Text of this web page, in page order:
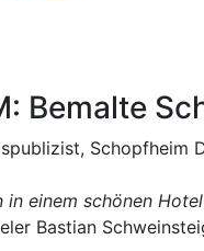
Bemalte
Schopfheim
einem schönen
Bastian